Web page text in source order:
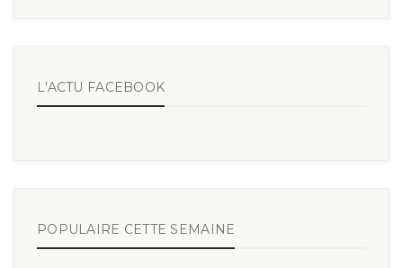
L'ACTU FACEBOOK
POPULAIRE CETTE SEMAINE